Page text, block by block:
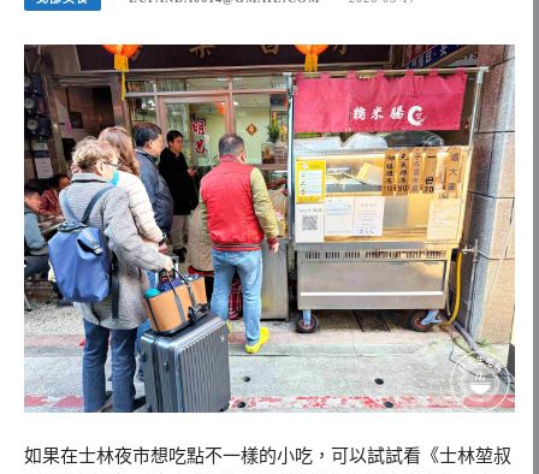
如果在士林夜市想吃點不一樣的小吃，可以試試看《士林堃叔